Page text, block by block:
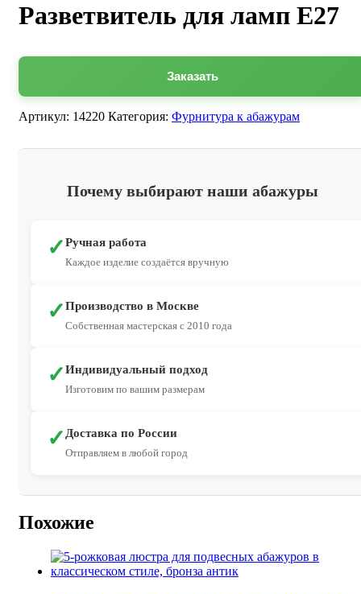
Разветвитель для ламп E27
Заказать
Артикул: 14220 Категория: Фурнитура к абажурам
Почему выбирают наши абажуры
✓Ручная работа
Каждое изделие создаётся вручную
✓Производство в Москве
Собственная мастерская с 2010 года
✓Индивидуальный подход
Изготовим по вашим размерам
✓Доставка по России
Отправляем в любой город
Похожие